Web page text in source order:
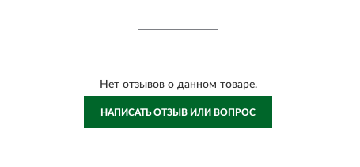
Нет отзывов о данном товаре.
НАПИСАТЬ ОТЗЫВ ИЛИ ВОПРОС